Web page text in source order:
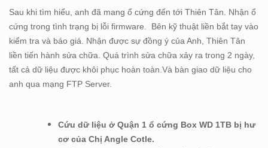
Sau khi tìm hiểu, anh đã mang ổ cứng đến tới Thiên Tân. Nhận ổ
cứng trong tình trạng bị lỗi firmware. Bên kỹ thuật liền bắt tay vào
kiểm tra và báo giá. Nhận được sự đồng ý của Anh, Thiên Tân
liền tiến hành sửa chữa. Quá trình sửa chữa xảy ra trong 2 ngày,
tất cả dữ liệu được khôi phục hoàn toàn.Và bàn giao dữ liệu cho
anh qua mạng FTP Server.
Cứu dữ liệu ở Quận 1 ổ cứng Box WD 1TB bị hư
cơ của Chị Angle Cotle.